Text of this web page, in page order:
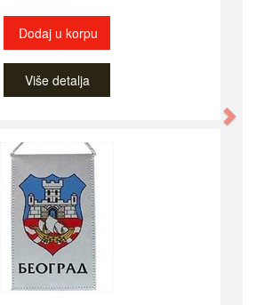
Dodaj u korpu
Više detalja